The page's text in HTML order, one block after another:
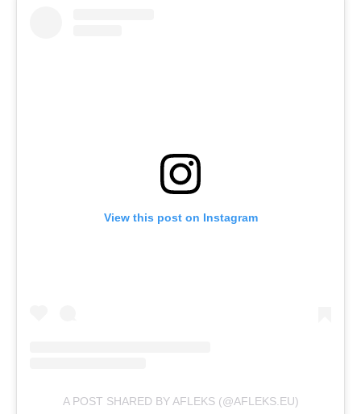
View this post on Instagram
A POST SHARED BY AFLEKS (@AFLEKS.EU)